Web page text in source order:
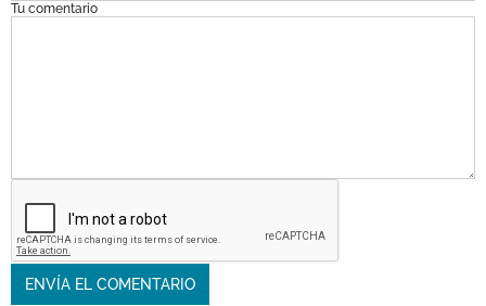
Tu comentario